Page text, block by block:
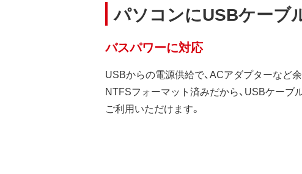
パソコンにUSBケーブ
バスパワーに対応
USBからの電源供給で、ACアダプターなど
NTFSフォーマット済みだから、USBケー
ご利用いただけます。